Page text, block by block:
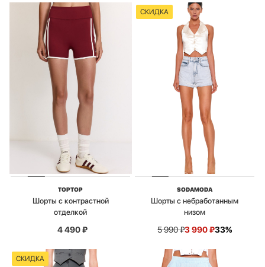
TOPTOP
Шорты с контрастной
отделкой
4 490₽
СКИДКА
SODAMODA
Шорты с небработанным
низом
5 990₽3 990₽33%
СКИДКА